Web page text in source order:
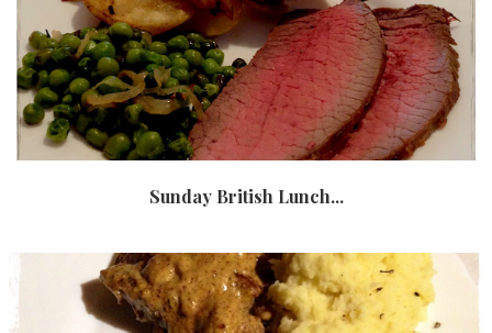
Sunday British Lunch...